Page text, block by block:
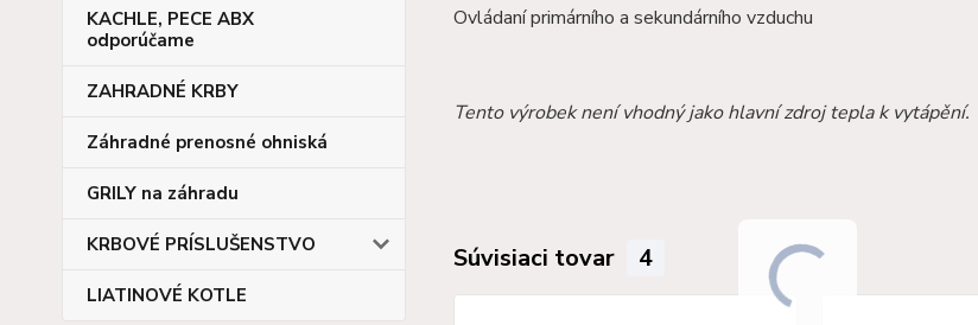
KACHLE, PECE ABX
odporúčame
ZAHRADNÉ KRBY
Záhradné prenosné ohniská
GRILY na záhradu
KRBOVÉ PRÍSLUŠENSTVO
LIATINOVÉ KOTLE
Ovládaní primárního a sekundárního vzduchu
Tento výrobek není vhodný jako hlavní zdroj tepla k vytápění.
Súvisiaci tovar 4